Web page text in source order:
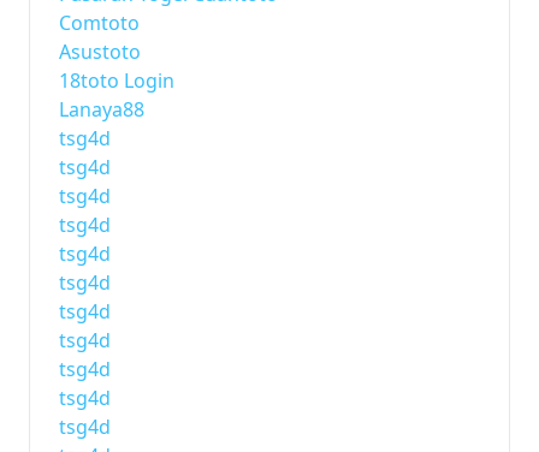
Comtoto
Asustoto
18toto Login
Lanaya88
tsg4d
tsg4d
tsg4d
tsg4d
tsg4d
tsg4d
tsg4d
tsg4d
tsg4d
tsg4d
tsg4d